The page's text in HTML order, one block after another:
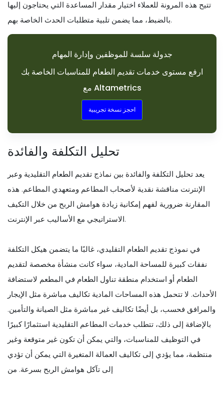
تتيح هذه المرونة للعملاء اختيار مقدار المساعدة التي يحتاجون إليها
بالضبط، مما يضمن تلبية متطلبات الحدث الخاصة بهم.
جدولة سلسة للموظفين وإدارة المهام
ارفع مستوى خدمات تقديم الطعام للمناسبات الخاصة بك
مع Altametrics
احجز نسخة تجريبية
تحليل التكلفة والفائدة
يعد تحليل التكلفة والفائدة بين نماذج تقديم الطعام التقليدية وعبر
الإنترنت مناقشة نقدية لأصحاب المطاعم ومتعهدي المطاعم. هذه
المقارنة ضرورية لفهم إمكانية زيادة هوامش الربح من خلال التكيف
الاستراتيجي مع الأساليب عبر الإنترنت.
في نموذج تقديم الطعام التقليدي، غالبًا ما يتضمن هيكل التكلفة
نفقات كبيرة للمساحة المادية، سواء كانت منشأة مخصصة لتقديم
الطعام أو استخدام منطقة تناول الطعام في المطعم لاستضافة
الأحداث. لا تتحمل هذه المساحات المادية تكاليف مباشرة مثل الإيجار
والمرافق فحسب، بل أيضًا تكاليف غير مباشرة مثل الصيانة والتأمين.
بالإضافة إلى ذلك، تتطلب خدمات المطاعم التقليدية استثمارًا كبيرًا
في التوظيف للمناسبات، والتي يمكن أن تكون غير متوقعة وغير
منتظمة، مما يؤدي إلى تكاليف العمالة المتغيرة التي يمكن أن تؤدي
إلى تآكل هوامش الربح بسرعة. من